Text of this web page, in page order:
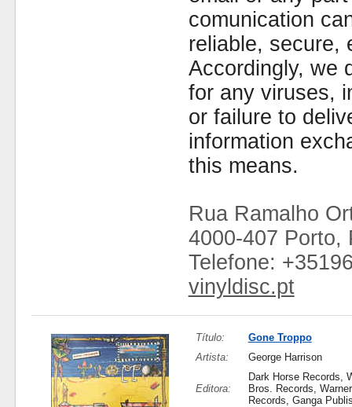
comunication
reliable, secure,
Accordingly, we
for any viruses,
or failure to
information
this means.
Rua Ramalho
4000-407 Porto,
Telefone:
vinyldisc.pt
Título:
Gone Troppo
Artista:
George Harrison
Editora:
Dark Horse Records,
Bros. Records,
Records, Ganga